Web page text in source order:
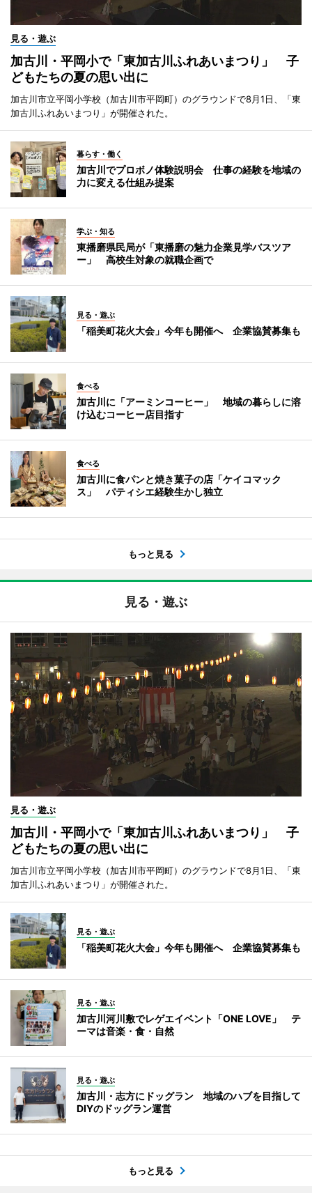
見る・遊ぶ
加古川・平岡小で「東加古川ふれあいまつり」 子
どもたちの夏の思い出に
加古川市立平岡小学校（加古川市平岡町）のグラウンドで8月1日、「東
加古川ふれあいまつり」が開催された。
暮らす・働く
加古川でプロボノ体験説明会 仕事の経験を地域の
力に変える仕組み提案
学ぶ・知る
東播磨県民局が「東播磨の魅力企業見学バスツア
ー」 高校生対象の就職企画で
見る・遊ぶ
「稲美町花火大会」今年も開催へ 企業協賛募集も
食べる
加古川に「アーミンコーヒー」 地域の暮らしに溶
け込むコーヒー店目指す
食べる
加古川に食パンと焼き菓子の店「ケイコマック
ス」 パティシエ経験生かし独立
もっと見る
見る・遊ぶ
見る・遊ぶ
加古川・平岡小で「東加古川ふれあいまつり」 子
どもたちの夏の思い出に
加古川市立平岡小学校（加古川市平岡町）のグラウンドで8月1日、「東
加古川ふれあいまつり」が開催された。
見る・遊ぶ
「稲美町花火大会」今年も開催へ 企業協賛募集も
見る・遊ぶ
加古川河川敷でレゲエイベント「ONE LOVE」 テ
ーマは音楽・食・自然
見る・遊ぶ
加古川・志方にドッグラン 地域のハブを目指して
DIYのドッグラン運営
もっと見る